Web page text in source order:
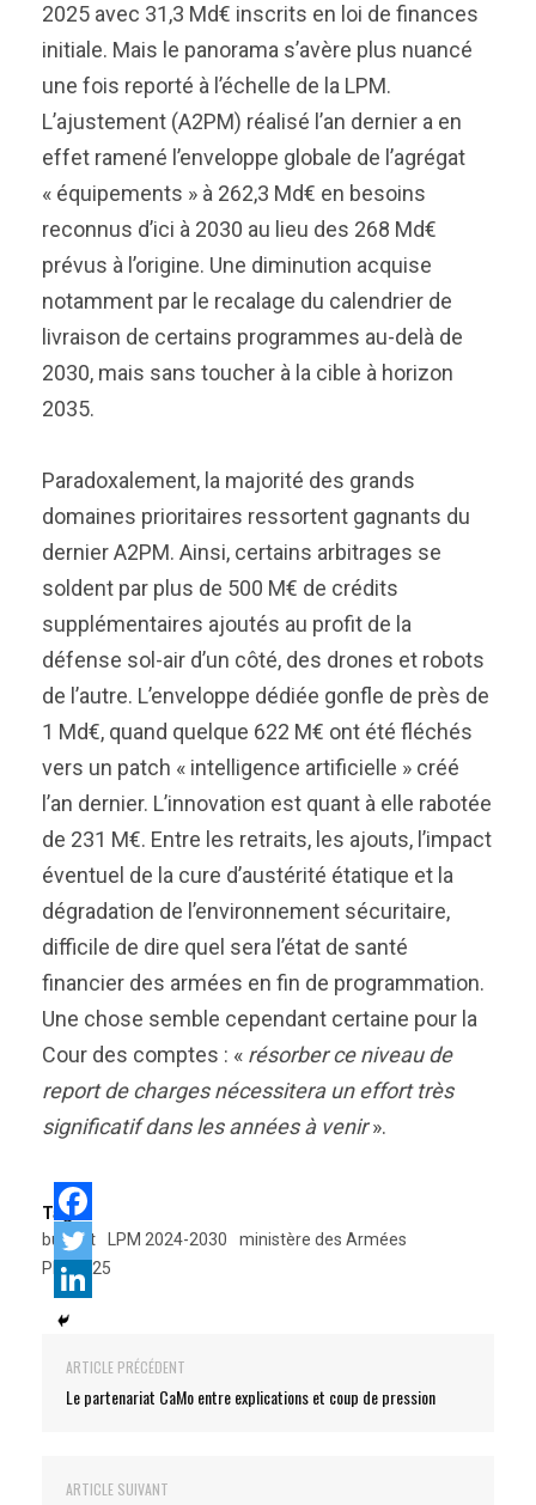
2025 avec 31,3 Md€ inscrits en loi de finances
initiale. Mais le panorama s’avère plus nuancé
une fois reporté à l’échelle de la LPM.
L’ajustement (A2PM) réalisé l’an dernier a en
effet ramené l’enveloppe globale de l’agrégat
« équipements » à 262,3 Md€ en besoins
reconnus d’ici à 2030 au lieu des 268 Md€
prévus à l’origine. Une diminution acquise
notamment par le recalage du calendrier de
livraison de certains programmes au-delà de
2030, mais sans toucher à la cible à horizon
2035.
Paradoxalement, la majorité des grands
domaines prioritaires ressortent gagnants du
dernier A2PM. Ainsi, certains arbitrages se
soldent par plus de 500 M€ de crédits
supplémentaires ajoutés au profit de la
défense sol-air d’un côté, des drones et robots
de l’autre. L’enveloppe dédiée gonfle de près de
1 Md€, quand quelque 622 M€ ont été fléchés
vers un patch « intelligence artificielle » créé
l’an dernier. L’innovation est quant à elle rabotée
de 231 M€. Entre les retraits, les ajouts, l’impact
éventuel de la cure d’austérité étatique et la
dégradation de l’environnement sécuritaire,
difficile de dire quel sera l’état de santé
financier des armées en fin de programmation.
Une chose semble cependant certaine pour la
Cour des comptes : « résorber ce niveau de
report de charges nécessitera un effort très
significatif dans les années à venir».
Tags:
budget
LPM 2024-2030
ministère des Armées
PLF 2025
ARTICLE PRÉCÉDENT
Le partenariat CaMo entre explications et coup de pression
ARTICLE SUIVANT